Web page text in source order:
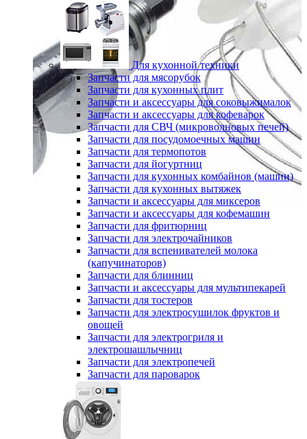
Для кухонной техники
Запчасти для мясорубок
Запчасти для кухонных плит
Запчасти и аксессуары для соковыжималок
Запчасти и аксессуары для кофеварок
Запчасти для СВЧ (микроволновых печей)
Запчасти для посудомоечных машин
Запчасти для термопотов
Запчасти для йогуртниц
Запчасти для кухонных комбайнов (машин)
Запчасти для кухонных вытяжек
Запчасти и аксессуары для миксеров
Запчасти и аксессуары для кофемашин
Запчасти для фритюрниц
Запчасти для электрочайников
Запчасти для вспенивателей молока
(капучинаторов)
Запчасти для блинниц
Запчасти и аксессуары для мультипекарей
Запчасти для тостеров
Запчасти для электросушилок фруктов и
овощей
Запчасти для электрогриля и
электрошашлычниц
Запчасти для электропечей
Запчасти для пароварок